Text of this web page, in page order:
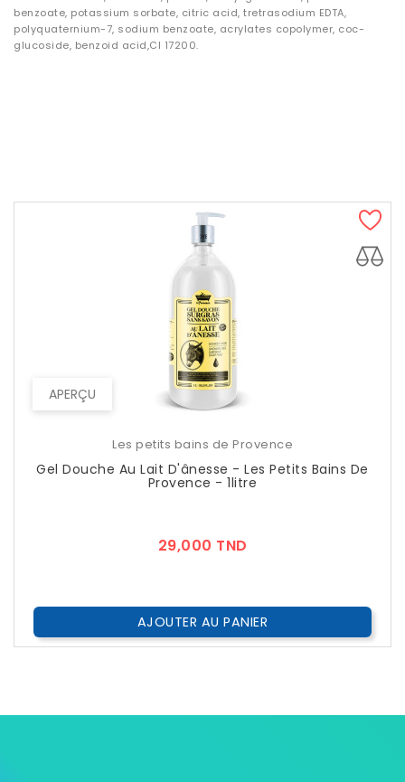
benzoate, potassium sorbate, citric acid, tretrasodium EDTA,
polyquaternium-7, sodium benzoate, acrylates copolymer, coc-
glucoside, benzoid acid,CI 17200.
APERÇU
Les petits bains de Provence
Gel Douche Au Lait D'ânesse - Les Petits Bains De
Provence - 1litre
29,000 TND
AJOUTER AU PANIER